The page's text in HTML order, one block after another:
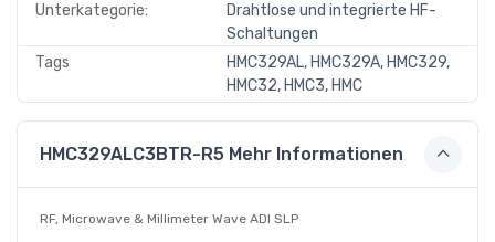
Unterkategorie:
Drahtlose und integrierte HF-
Schaltungen
Tags
HMC329AL, HMC329A, HMC329,
HMC32, HMC3, HMC
HMC329ALC3BTR-R5 Mehr Informationen
RF, Microwave & Millimeter Wave ADI SLP